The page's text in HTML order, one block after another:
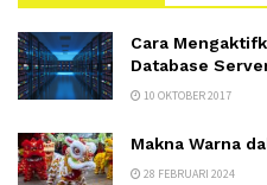
Cara
Database
10 OKTOBER 2017
Makna Warna
28 FEBRUARI 2024